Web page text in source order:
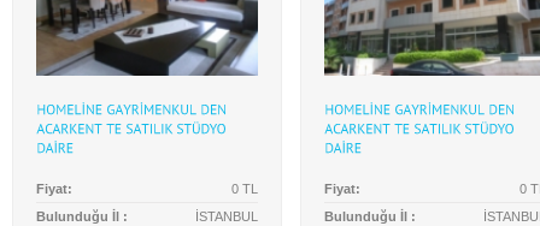
Fiyat:
0 TL
Bulunduğu İl :
İSTANBUL
Fiyat:
0
Bulunduğu İl :